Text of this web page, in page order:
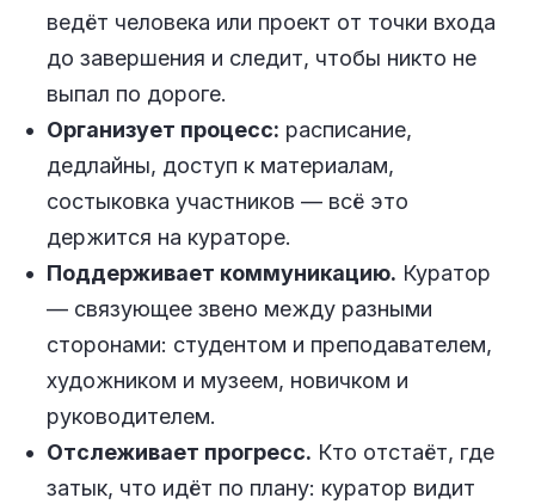
ведёт человека или проект от точки входа
до завершения и следит, чтобы никто не
выпал по дороге.
Организует процесс: расписание,
дедлайны, доступ к материалам,
состыковка участников — всё это
держится на кураторе.
Поддерживает коммуникацию. Куратор
— связующее звено между разными
сторонами: студентом и преподавателем,
художником и музеем, новичком и
руководителем.
Отслеживает прогресс. Кто отстаёт, где
затык, что идёт по плану: куратор видит